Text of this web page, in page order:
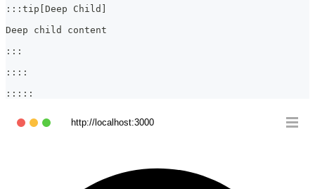
:::tip[Deep Child]
Deep child content
:::
::::
:::::
http://localhost:3000